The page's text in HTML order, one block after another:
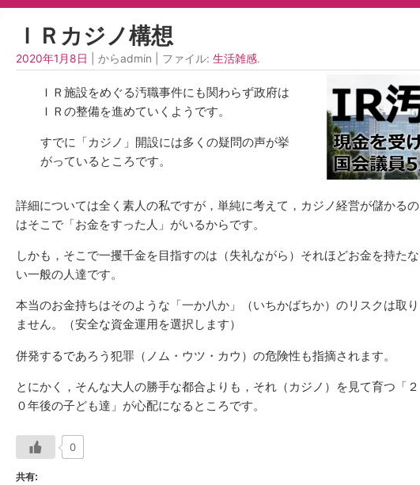
ＩＲカジノ構想
2020年1月8日 | からadmin | ファイル: 生活雑感.
ＩＲ施設をめぐる汚職事件にも関わらず政府は
ＩＲの整備を進めていくようです。
すでに「カジノ」開設には多くの疑問の声が挙
がっているところです。
詳細については全く素人の私ですが，単純に考えて，カジノ経営が儲かるの
はそこで「お金をすった人」がいるからです。
しかも，そこで一攫千金を目指すのは（失礼ながら）それほどお金を持たな
い一般の人達です。
本当のお金持ちはそのような「一か八か」（いちかばちか）のリスクは取り
ません。（安全な資金運用を選択します）
併発するであろう犯罪（ノム・ウツ・カウ）の危険性も指摘されます。
とにかく，そんな大人の勝手な都合よりも，それ（カジノ）を見て育つ「２
０年後の子ども達」が心配になるところです。
0
共有: